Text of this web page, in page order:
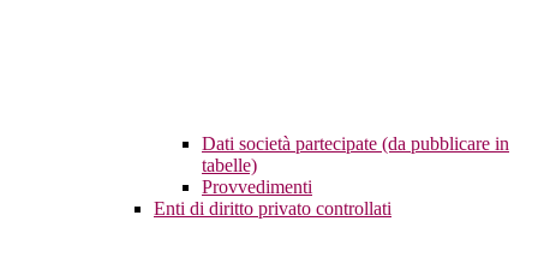
Dati società partecipate (da pubblicare in
tabelle)
Provvedimenti
Enti di diritto privato controllati